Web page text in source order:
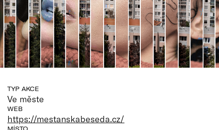
TYP AKCE
Ve měste
WEB
https://mestanskabeseda.cz/